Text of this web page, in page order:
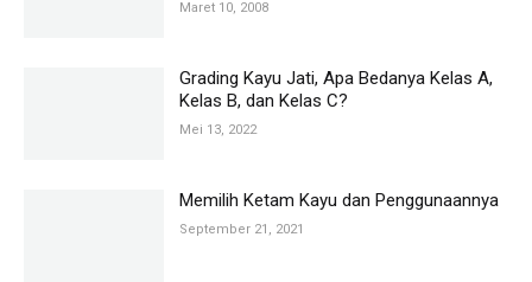
Maret 10, 2008
Grading Kayu Jati, Apa Bedanya Kelas A,
Kelas B, dan Kelas C?
Mei 13, 2022
Memilih Ketam Kayu dan Penggunaannya
September 21, 2021